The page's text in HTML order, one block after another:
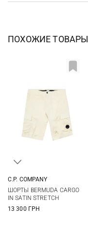
ПОХОЖИЕ ТОВАРЫ
C.P. COMPANY
ШОРТЫ BERMUDA CARGO
IN SATIN STRETCH
13 300 ГРН